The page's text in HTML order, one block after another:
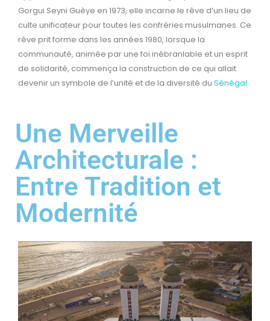
Gorgui Seyni Guèye en 1973, elle incarne le rêve d’un lieu de
culte unificateur pour toutes les confréries musulmanes. Ce
rêve prit forme dans les années 1980, lorsque la
communauté, animée par une foi inébranlable et un esprit
de solidarité, commença la construction de ce qui allait
devenir un symbole de l’unité et de la diversité du Sénégal.
Une Merveille
Architecturale :
Entre Tradition et
Modernité